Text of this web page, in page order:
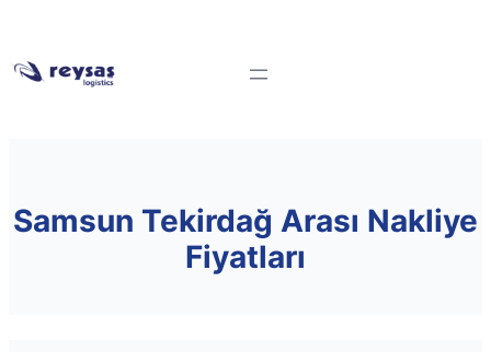
Samsun Tekirdağ Arası Nakliye
Fiyatları